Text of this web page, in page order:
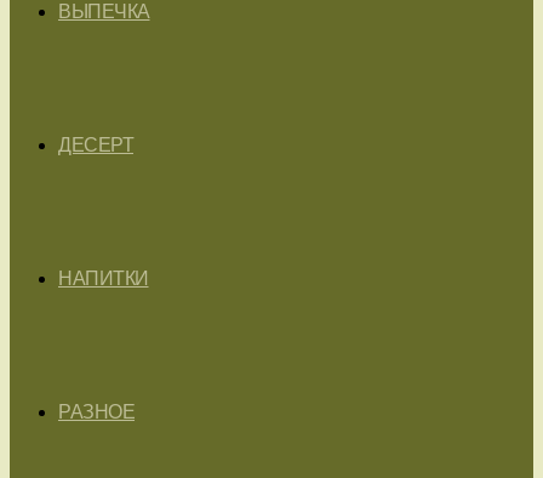
ВЫПЕЧКА
ДЕСЕРТ
НАПИТКИ
РАЗНОЕ